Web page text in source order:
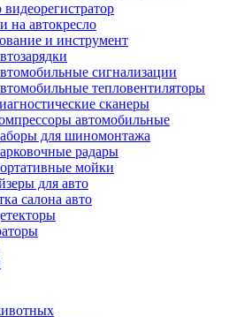
видеорегистратор
на автокресло
и инструмент
сигнализации
тепловентиляторы
сканеры
автомобильные
для шиномонтажа
радары
мойки
для авто
салона авто